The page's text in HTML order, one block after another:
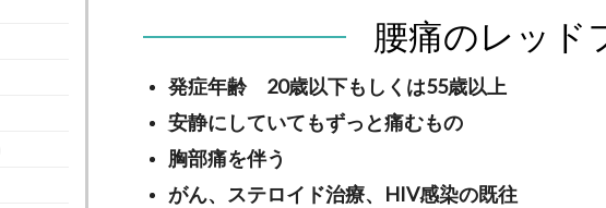
腰痛のレッド
発症年齢 20歳以下もしくは55歳以上
安静にしていてもずっと痛むもの
胸部痛を伴う
がん、ステロイド治療、HIV感染の既往